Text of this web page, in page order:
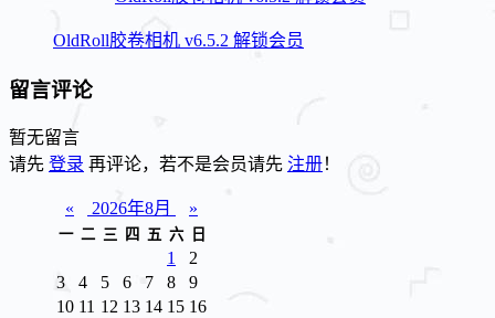
OldRoll胶卷相机 v6.5.2 解锁会员
留言评论
暂无留言
请先 登录 再评论，若不是会员请先 注册！
« 2026年8月 »
一 二 三 四 五 六 日
1
2
3
4 5 6 7 8
9
10 11 12 13 14 15 16